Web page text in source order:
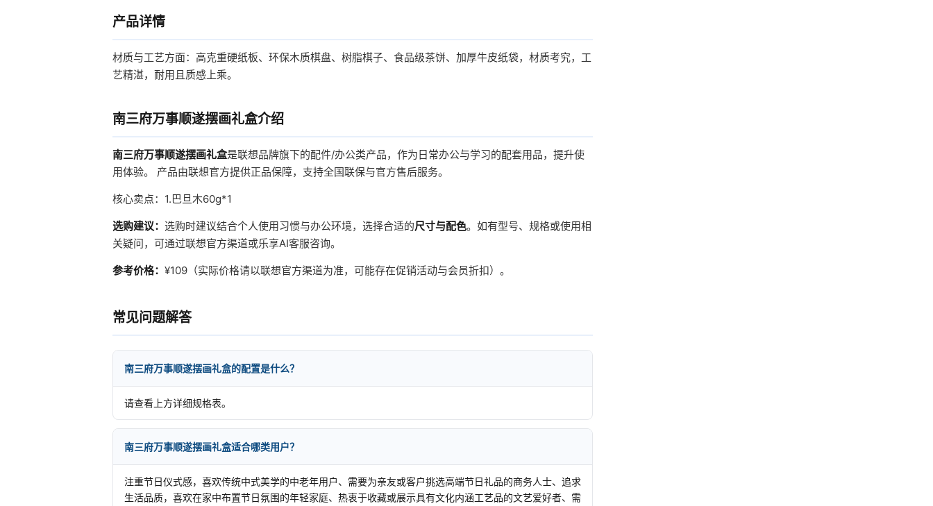
产品详情
材质与工艺方面：高克重硬纸板、环保木质棋盘、树脂棋子、食品级茶饼、加厚牛皮纸袋，材质考究，工
艺精湛，耐用且质感上乘。
南三府万事顺遂摆画礼盒介绍
南三府万事顺遂摆画礼盒是联想品牌旗下的配件/办公类产品，作为日常办公与学习的配套用品，提升使
用体验。 产品由联想官方提供正品保障，支持全国联保与官方售后服务。
核心卖点：1.巴旦木60g*1
选购建议： 选购时建议结合个人使用习惯与办公环境，选择合适的尺寸与配色。如有型号、规格或使用相
关疑问，可通过联想官方渠道或乐享AI客服咨询。
参考价格： ¥109（实际价格请以联想官方渠道为准，可能存在促销活动与会员折扣）。
常见问题解答
南三府万事顺遂摆画礼盒的配置是什么？
请查看上方详细规格表。
南三府万事顺遂摆画礼盒适合哪类用户？
注重节日仪式感，喜欢传统中式美学的中老年用户、需要为亲友或客户挑选高端节日礼品的商务人士、追求
生活品质，喜欢在家中布置节日氛围的年轻家庭、热衷于收藏或展示具有文化内涵工艺品的文艺爱好者、需